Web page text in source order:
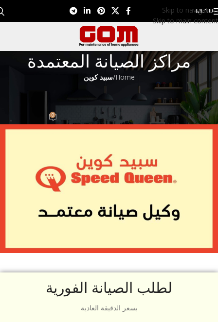
Skip to navigation
Skip to main content
MENU
مراكز الصيانة المعتمدة
Home
/سبيد كوين
سبيد كوين
خدمه عملاء سبيد كوين 01099948826
Eman EL Nagar On أكتوبر 8, 2022 0
لطلب الصيانة الفورية
بسعر الدقيقة العادية